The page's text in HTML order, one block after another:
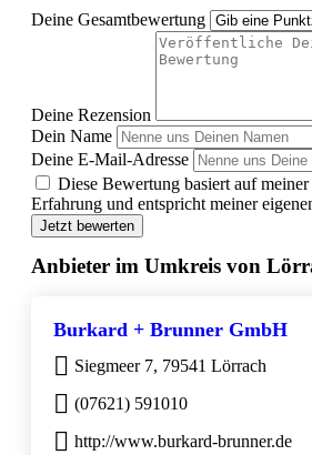
Deine Gesamtbewertung
Deine Rezension
Dein Name
Deine E-Mail-Adresse
Diese Bewertung basiert auf
Erfahrung und entspricht meiner
Jetzt bewerten
Anbieter im Umkreis von
Burkard + Brunner GmbH
Siegmeer 7, 79541 Lörrach
(07621) 591010
http://www.burkard-brunner.de